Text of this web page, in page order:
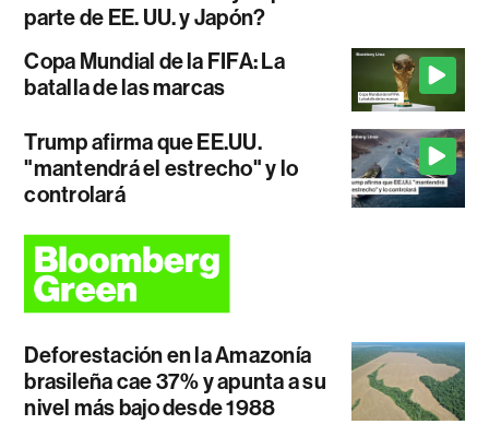
parte de EE. UU. y Japón?
Copa Mundial de la FIFA: La
batalla de las marcas
Trump afirma que EE.UU.
"mantendrá el estrecho" y lo
controlará
Deforestación en la Amazonía
brasileña cae 37% y apunta a su
nivel más bajo desde 1988